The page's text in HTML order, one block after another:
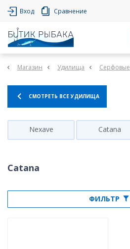
Вход Сравнение
Магазин Удилища Серфовые
СМОТРЕТЬ ВСЕ УДИЛИЩА
Nexave Catana
Catana
ФИЛЬТР